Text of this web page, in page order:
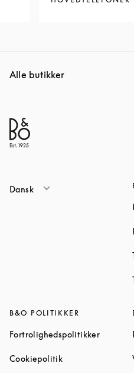
Alle butikker
Dansk
B&O POLITIKKER
FortrolighedspolitikkerLink
CookiepolitikLink Opens in